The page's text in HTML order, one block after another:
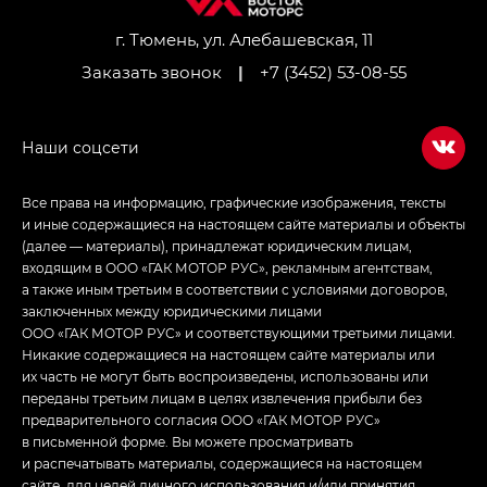
Джи Икс ПРЕМИУМ — GX PREMIUM, ЛАУНЖ —
LOUNGE
Empow — Эмпау (Empow) в комплектации
г. Тюмень, ул. Алебашевская, 11
Заказать звонок
| +7 (3452) 53-08-55
Все права на информацию, графические изображения, тексты
и иные содержащиеся на настоящем сайте материалы и объекты
(далее — материалы), принадлежат юридическим лицам,
входящим в ООО «ГАК МОТОР РУС», рекламным агентствам,
а также иным третьим в соответствии с условиями договоров,
заключенных между юридическими лицами
ООО «ГАК МОТОР РУС» и соответствующими третьими лицами.
Никакие содержащиеся на настоящем сайте материалы или
их часть не могут быть воспроизведены, использованы или
переданы третьим лицам в целях извлечения прибыли без
предварительного согласия ООО «ГАК МОТОР РУС»
в письменной форме. Вы можете просматривать
и распечатывать материалы, содержащиеся на настоящем